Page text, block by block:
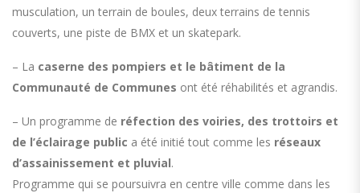
musculation, un terrain de boules, deux terrains de tennis
couverts, une piste de BMX et un skatepark.
– La caserne des pompiers et le bâtiment de la
Communauté de Communes ont été réhabilités et agrandis.
– Un programme de réfection des voiries, des trottoirs et
de l’éclairage public a été initié tout comme les réseaux
d’assainissement et pluvial.
Programme qui se poursuivra en centre ville comme dans les